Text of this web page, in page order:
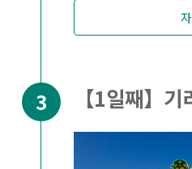
【1일째】